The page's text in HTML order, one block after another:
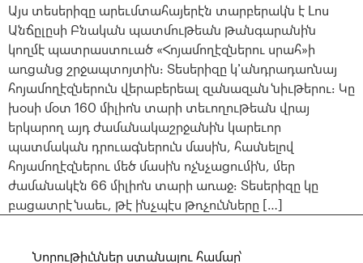
Այս տեսերիզը արեւմտահայերէն տարբերակն է Լոս
Անճըլըսի Բնական պատմութեան թանգարանին
կողմէ պատրաստուած «Հոյամողէզներու սրահ»ի
առցանց շրջապտոյտին։ Տեսերիզը կ՚անդրադառնայ
հոյամողէզներուն վերաբերեալ զանազան նիւթերու։ Կը
խօսի մօտ 160 միլիոն տարի տեւողութեան վրայ
երկարող այդ ժամանակաշրջանին կարեւոր
պատմական դրուագներուն մասին, հասնելով
հոյամողէզներու մեծ մասին ոչնչացումին, մեր
ժամանակէն 66 միլիոն տարի առաջ։ Տեսերիզը կը
բացատրէ նաեւ, թէ ինչպէս թռչունները […]
Նորութիւններ ստանալու համար՝